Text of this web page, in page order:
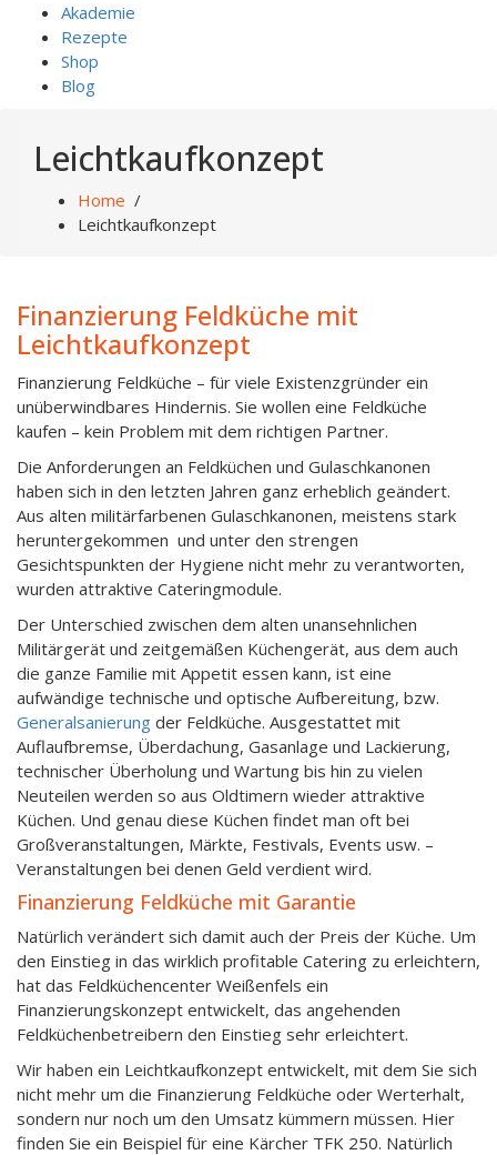
Akademie
Rezepte
Shop
Blog
Leichtkaufkonzept
Home /
Leichtkaufkonzept
Finanzierung Feldküche mit
Leichtkaufkonzept
Finanzierung Feldküche – für viele Existenzgründer ein
unüberwindbares Hindernis. Sie wollen eine Feldküche
kaufen – kein Problem mit dem richtigen Partner.
Die Anforderungen an Feldküchen und Gulaschkanonen
haben sich in den letzten Jahren ganz erheblich geändert.
Aus alten militärfarbenen Gulaschkanonen, meistens stark
heruntergekommen und unter den strengen
Gesichtspunkten der Hygiene nicht mehr zu verantworten,
wurden attraktive Cateringmodule.
Der Unterschied zwischen dem alten unansehnlichen
Militärgerät und zeitgemäßen Küchengerät, aus dem auch
die ganze Familie mit Appetit essen kann, ist eine
aufwändige technische und optische Aufbereitung, bzw.
Generalsanierung der Feldküche. Ausgestattet mit
Auflaufbremse, Überdachung, Gasanlage und Lackierung,
technischer Überholung und Wartung bis hin zu vielen
Neuteilen werden so aus Oldtimern wieder attraktive
Küchen. Und genau diese Küchen findet man oft bei
Großveranstaltungen, Märkte, Festivals, Events usw. –
Veranstaltungen bei denen Geld verdient wird.
Finanzierung Feldküche mit Garantie
Natürlich verändert sich damit auch der Preis der Küche. Um
den Einstieg in das wirklich profitable Catering zu erleichtern,
hat das Feldküchencenter Weißenfels ein
Finanzierungskonzept entwickelt, das angehenden
Feldküchenbetreibern den Einstieg sehr erleichtert.
Wir haben ein Leichtkaufkonzept entwickelt, mit dem Sie sich
nicht mehr um die Finanzierung Feldküche oder Werterhalt,
sondern nur noch um den Umsatz kümmern müssen. Hier
finden Sie ein Beispiel für eine Kärcher TFK 250. Natürlich